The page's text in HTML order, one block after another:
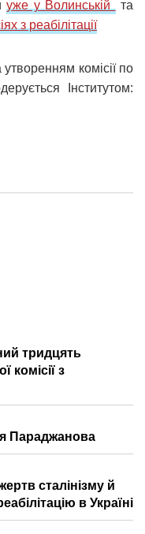
уже у Волинській
та
з реабілітації
комісії по
Інститутом:
тридцять
комісії з
Параджанова
сталінізму й
в Україні